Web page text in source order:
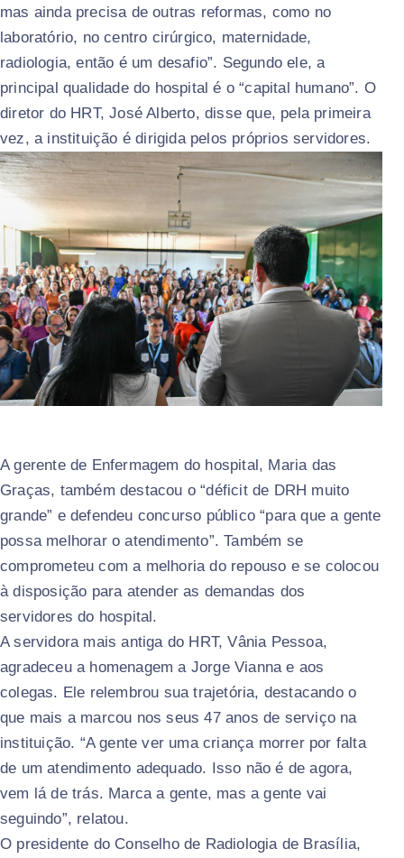
mas ainda precisa de outras reformas, como no
laboratório, no centro cirúrgico, maternidade,
radiologia, então é um desafio”. Segundo ele, a
principal qualidade do hospital é o “capital humano”. O
diretor do HRT, José Alberto, disse que, pela primeira
vez, a instituição é dirigida pelos próprios servidores.
A gerente de Enfermagem do hospital, Maria das
Graças, também destacou o “déficit de DRH muito
grande” e defendeu concurso público “para que a gente
possa melhorar o atendimento”. Também se
comprometeu com a melhoria do repouso e se colocou
à disposição para atender as demandas dos
servidores do hospital.
A servidora mais antiga do HRT, Vânia Pessoa,
agradeceu a homenagem a Jorge Vianna e aos
colegas. Ele relembrou sua trajetória, destacando o
que mais a marcou nos seus 47 anos de serviço na
instituição. “A gente ver uma criança morrer por falta
de um atendimento adequado. Isso não é de agora,
vem lá de trás. Marca a gente, mas a gente vai
seguindo”, relatou.
O presidente do Conselho de Radiologia de Brasília,